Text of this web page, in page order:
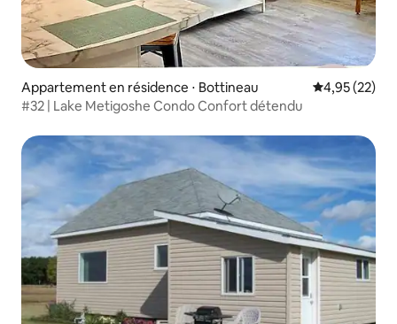
Appartement en résidence ⋅ Bottineau Évaluation
4,95 (22)
#32 | Lake Metigoshe Condo Confort détendu